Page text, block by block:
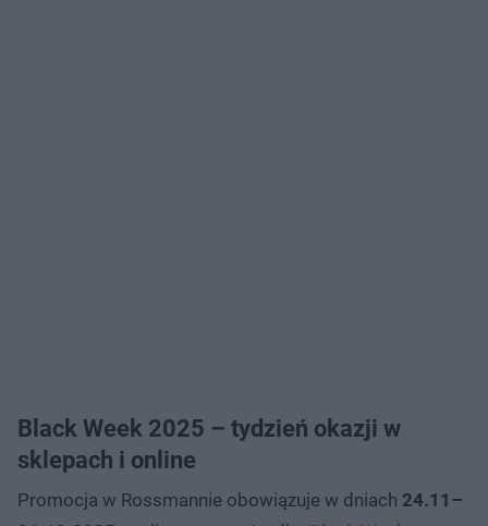
Black Week 2025 – tydzień okazji w
sklepach i online
Promocja w Rossmannie obowiązuje w dniach 24.11–